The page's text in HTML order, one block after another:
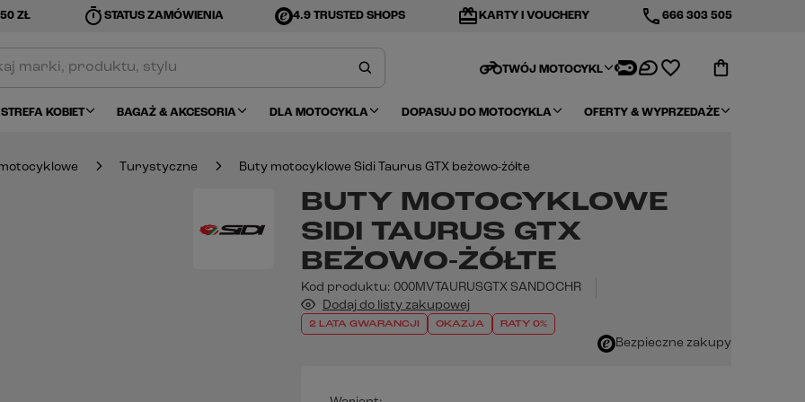
ZŁ timer STATUS ZAMÓWIENIA 4.9 TRUSTED SHOPS redeem KARTY I VOUCHERY phone666 303 505
motorcycleTWÓJ MOTOCYKL
STREFA KOBIET BAGAŻ & AKCESORIA DLA MOTOCYKLA DOPASUJ DO MOTOCYKLA OFERTY & WYPRZEDAŻE
Turystyczne Buty motocyklowe Sidi Taurus GTX beżowo-żółte
BUTY MOTOCYKLOWE
SIDI TAURUS GTX
BEŻOWO-ŻÓŁTE
Kod produktu: 000MVTAURUSGTX SANDOCHR
Dodaj do listy zakupowej
2 LATA GWARANCJI OKAZJA RATY 0%
Bezpieczne zakupy